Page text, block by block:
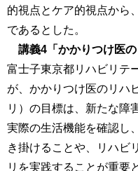
的視点とケア的視点から
であるとした。
講義4「かかりつけ医
富士子東京都リハビリテ
が、かかりつけ医のリハ
リ）の目標は、新たな障
実際の生活機能を確認し
き掛けることや、リハビ
リを実践することが重要